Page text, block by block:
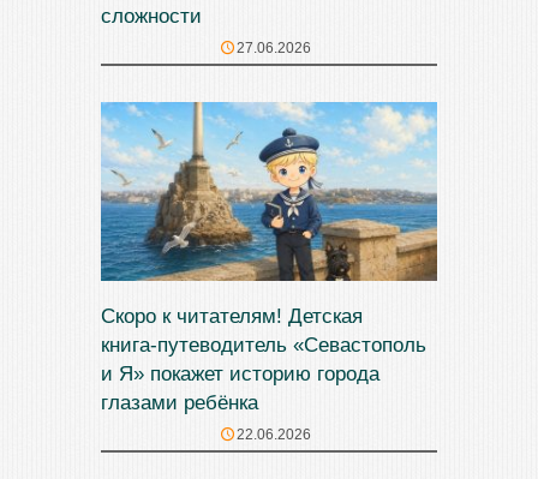
сложности
27.06.2026
Скоро к читателям! Детская
книга‑путеводитель «Севастополь
и Я» покажет историю города
глазами ребёнка
22.06.2026